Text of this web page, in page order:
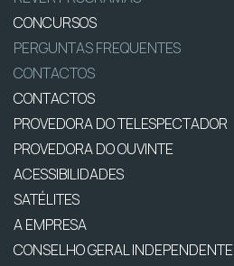
CONCURSOS
PERGUNTAS FREQUENTES
CONTACTOS
CONTACTOS
PROVEDORA DO TELESPECTADOR
PROVEDORA DO OUVINTE
ACESSIBILIDADES
SATÉLITES
A EMPRESA
CONSELHO GERAL INDEPENDENTE